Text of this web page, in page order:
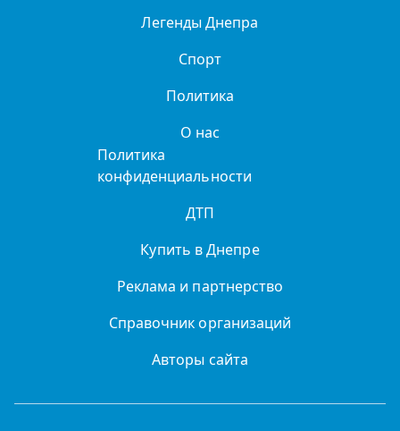
Легенды Днепра
Спорт
Политика
О нас
Политика
конфиденциальности
ДТП
Купить в Днепре
Реклама и партнерство
Справочник организаций
Авторы сайта